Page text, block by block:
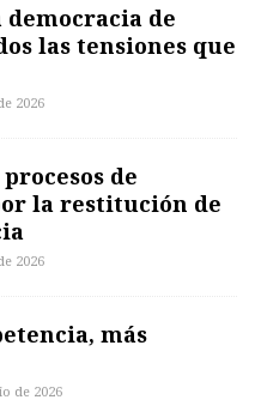
democracia de
las tensiones que
2026
de
la restitución de
2026
más
de 2026